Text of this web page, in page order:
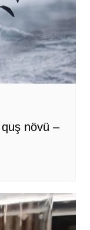
növü –